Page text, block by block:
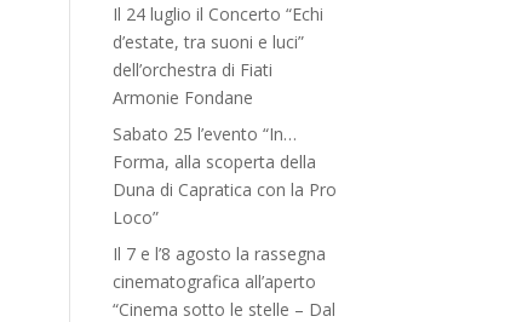
Il 24 luglio il Concerto “Echi
d’estate, tra suoni e luci”
dell’orchestra di Fiati
Armonie Fondane
Sabato 25 l’evento “In…
Forma, alla scoperta della
Duna di Capratica con la Pro
Loco”
Il 7 e l’8 agosto la rassegna
cinematografica all’aperto
“Cinema sotto le stelle – Dal